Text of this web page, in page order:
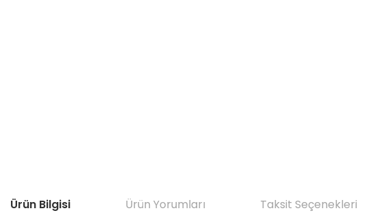
Ürün Bilgisi Ürün Yorumları Taksit Seçenekleri